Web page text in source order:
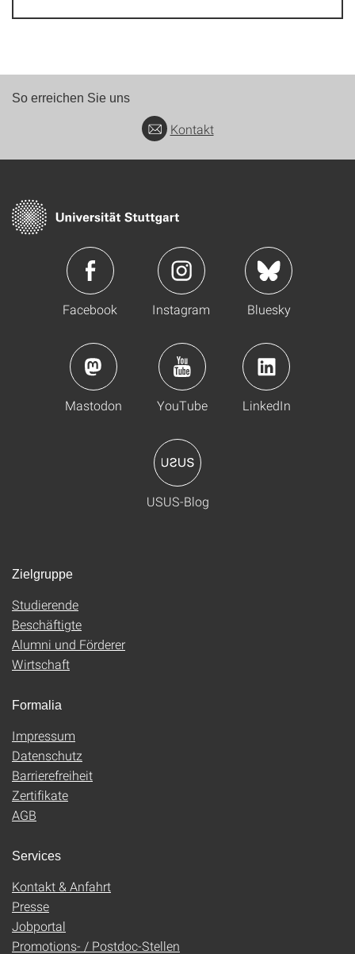
So erreichen Sie uns
Kontakt
Facebook Instagram Bluesky
Mastodon YouTube LinkedIn
USUS-Blog
Zielgruppe
Studierende
Beschäftigte
Alumni und Förderer
Wirtschaft
Formalia
Impressum
Datenschutz
Barrierefreiheit
Zertifikate
AGB
Services
Kontakt & Anfahrt
Presse
Jobportal
Promotions- / Postdoc-Stellen